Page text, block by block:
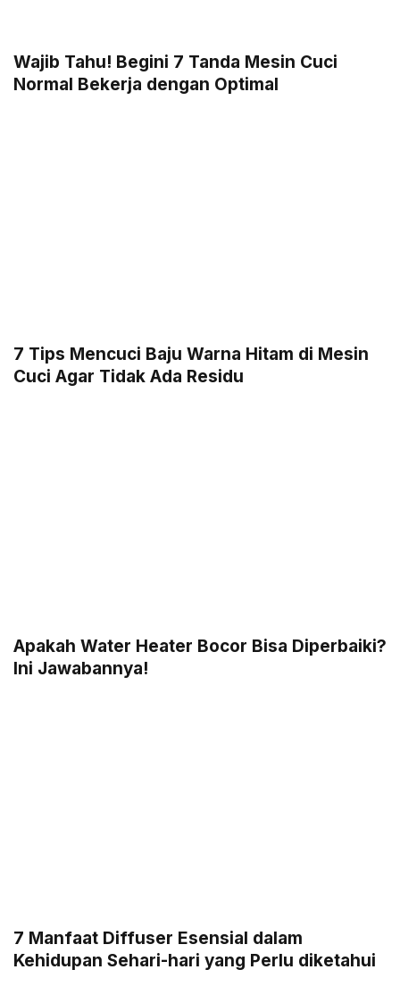
Wajib Tahu! Begini 7 Tanda Mesin Cuci
Normal Bekerja dengan Optimal
7 Tips Mencuci Baju Warna Hitam di Mesin
Cuci Agar Tidak Ada Residu
Apakah Water Heater Bocor Bisa Diperbaiki?
Ini Jawabannya!
7 Manfaat Diffuser Esensial dalam
Kehidupan Sehari-hari yang Perlu diketahui